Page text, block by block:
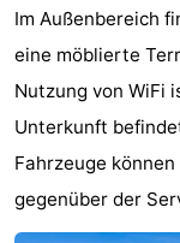
Domburg
Westhove
Hotels
Zimmer
(mit
Frühstück)
Lastminutes
Strand
Im Außenbereich
eine möblierte
Nutzung von WiFi
Unterkunft
Fahrzeuge
gegenüber der